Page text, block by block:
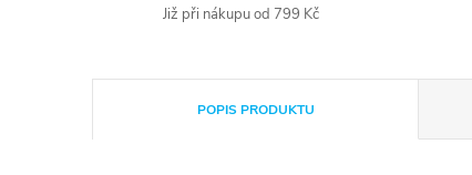
Již při nákupu od 799 Kč
POPIS PRODUKTU